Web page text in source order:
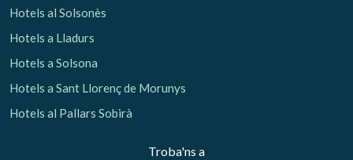
Hotels al Solsonès
Hotels a Lladurs
Hotels a Solsona
Hotels a Sant Llorenç de Morunys
Hotels al Pallars Sobirà
Troba'ns a